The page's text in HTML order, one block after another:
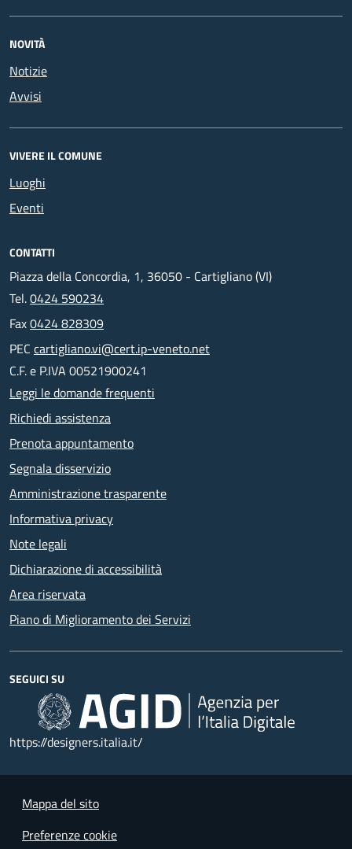
NOVITÀ
Notizie
Avvisi
VIVERE IL COMUNE
Luoghi
Eventi
CONTATTI
Piazza della Concordia, 1, 36050 - Cartigliano (VI)
Tel.0424 590234
Fax0424 828309
PEC cartigliano.vi@cert.ip-veneto.net
C.F. e P.IVA 00521900241
Leggi le domande frequenti
Richiedi assistenza
Prenota appuntamento
Segnala disservizio
Amministrazione trasparente
Informativa privacy
Note legali
Dichiarazione di accessibilità
Area riservata
Piano di Miglioramento dei Servizi
SEGUICI SU
https://designers.italia.it/
Mappa del sito
Preferenze cookie